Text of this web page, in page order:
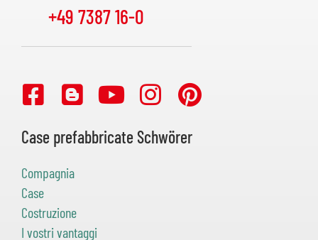
+49 7387 16-0
Case prefabbricate Schwörer
Compagnia
Case
Costruzione
I vostri vantaggi